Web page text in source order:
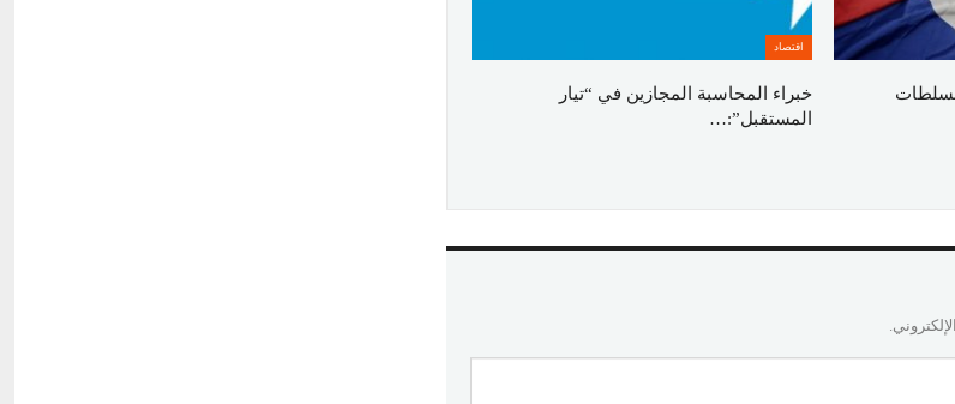
اقتصاد
خبراء المحاسبة المجازين في “تيار
المستقبل”:…